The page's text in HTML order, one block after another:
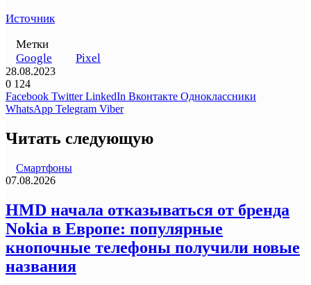
Источник
Метки
Google
Pixel
28.08.2023
0 124
Facebook Twitter LinkedIn Вконтакте Одноклассники
WhatsApp Telegram Viber
Читать следующую
Смартфоны
07.08.2026
HMD начала отказываться от бренда
Nokia в Европе: популярные
кнопочные телефоны получили новые
названия